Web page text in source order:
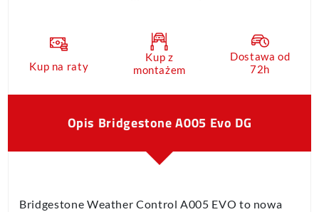
Kup na raty
Kup z
montażem
Dostawa od
72h
Opis Bridgestone A005 Evo DG
Bridgestone Weather Control A005 EVO to nowa